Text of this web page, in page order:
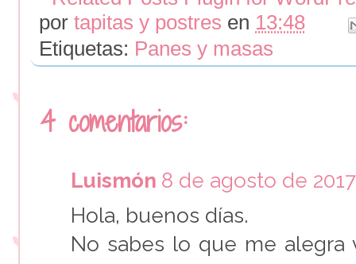
por tapitas y postres en 13:48
Etiquetas: Panes y masas
4 comentarios:
Luismón 8 de agosto de
Hola, buenos días.
No sabes lo que me